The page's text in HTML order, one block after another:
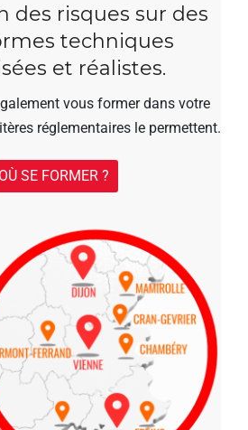
des risques sur des
techniques
et réalistes.
vous former dans votre
réglementaires le permettent.
OÙ SE FORMER ?